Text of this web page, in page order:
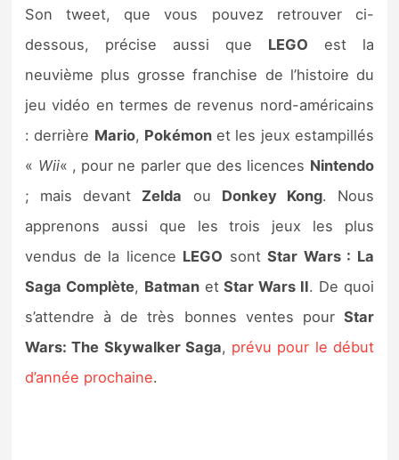
Son tweet, que vous pouvez retrouver ci-
dessous, précise aussi que LEGO est la
neuvième plus grosse franchise de l’histoire du
jeu vidéo en termes de revenus nord-américains
: derrière Mario, Pokémonet les jeux estampillés
« Wii« , pour ne parler que des licences Nintendo
; mais devant Zelda ou Donkey Kong. Nous
apprenons aussi que les trois jeux les plus
vendus de la licence LEGO sontStar Wars : La
Saga Complète, BatmanetStar Wars II. De quoi
s’attendre à de très bonnes ventes pour Star
Wars: The Skywalker Saga, prévu pour le début
d’année prochaine.